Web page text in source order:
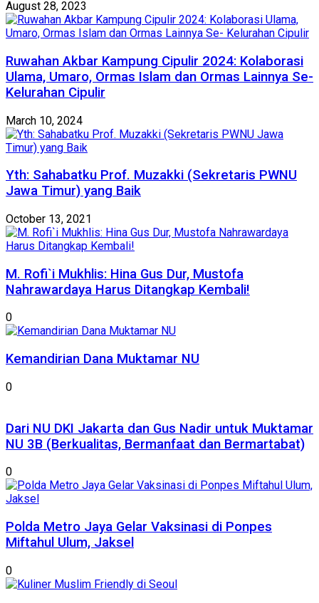
August 28, 2023
Ruwahan Akbar Kampung Cipulir 2024: Kolaborasi
Ulama, Umaro, Ormas Islam dan Ormas Lainnya Se-
Kelurahan Cipulir
March 10, 2024
Yth: Sahabatku Prof. Muzakki (Sekretaris PWNU
Jawa Timur) yang Baik
October 13, 2021
M. Rofi`i Mukhlis: Hina Gus Dur, Mustofa
Nahrawardaya Harus Ditangkap Kembali!
0
Kemandirian Dana Muktamar NU
0
Dari NU DKI Jakarta dan Gus Nadir untuk Muktamar
NU 3B (Berkualitas, Bermanfaat dan Bermartabat)
0
Polda Metro Jaya Gelar Vaksinasi di Ponpes
Miftahul Ulum, Jaksel
0